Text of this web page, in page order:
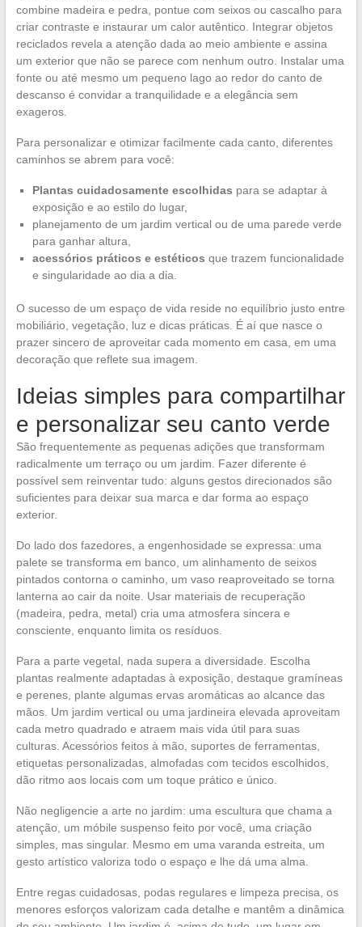
combine madeira e pedra, pontue com seixos ou cascalho para
criar contraste e instaurar um calor autêntico. Integrar objetos
reciclados revela a atenção dada ao meio ambiente e assina
um exterior que não se parece com nenhum outro. Instalar uma
fonte ou até mesmo um pequeno lago ao redor do canto de
descanso é convidar a tranquilidade e a elegância sem
exageros.
Para personalizar e otimizar facilmente cada canto, diferentes
caminhos se abrem para você:
Plantas cuidadosamente escolhidas para se adaptar à
exposição e ao estilo do lugar,
planejamento de um jardim vertical ou de uma parede verde
para ganhar altura,
acessórios práticos e estéticos que trazem funcionalidade
e singularidade ao dia a dia.
O sucesso de um espaço de vida reside no equilíbrio justo entre
mobiliário, vegetação, luz e dicas práticas. É aí que nasce o
prazer sincero de aproveitar cada momento em casa, em uma
decoração que reflete sua imagem.
Ideias simples para compartilhar
e personalizar seu canto verde
São frequentemente as pequenas adições que transformam
radicalmente um terraço ou um jardim. Fazer diferente é
possível sem reinventar tudo: alguns gestos direcionados são
suficientes para deixar sua marca e dar forma ao espaço
exterior.
Do lado dos fazedores, a engenhosidade se expressa: uma
palete se transforma em banco, um alinhamento de seixos
pintados contorna o caminho, um vaso reaproveitado se torna
lanterna ao cair da noite. Usar materiais de recuperação
(madeira, pedra, metal) cria uma atmosfera sincera e
consciente, enquanto limita os resíduos.
Para a parte vegetal, nada supera a diversidade. Escolha
plantas realmente adaptadas à exposição, destaque gramíneas
e perenes, plante algumas ervas aromáticas ao alcance das
mãos. Um jardim vertical ou uma jardineira elevada aproveitam
cada metro quadrado e atraem mais vida útil para suas
culturas. Acessórios feitos à mão, suportes de ferramentas,
etiquetas personalizadas, almofadas com tecidos escolhidos,
dão ritmo aos locais com um toque prático e único.
Não negligencie a arte no jardim: uma escultura que chama a
atenção, um móbile suspenso feito por você, uma criação
simples, mas singular. Mesmo em uma varanda estreita, um
gesto artístico valoriza todo o espaço e lhe dá uma alma.
Entre regas cuidadosas, podas regulares e limpeza precisa, os
menores esforços valorizam cada detalhe e mantêm a dinâmica